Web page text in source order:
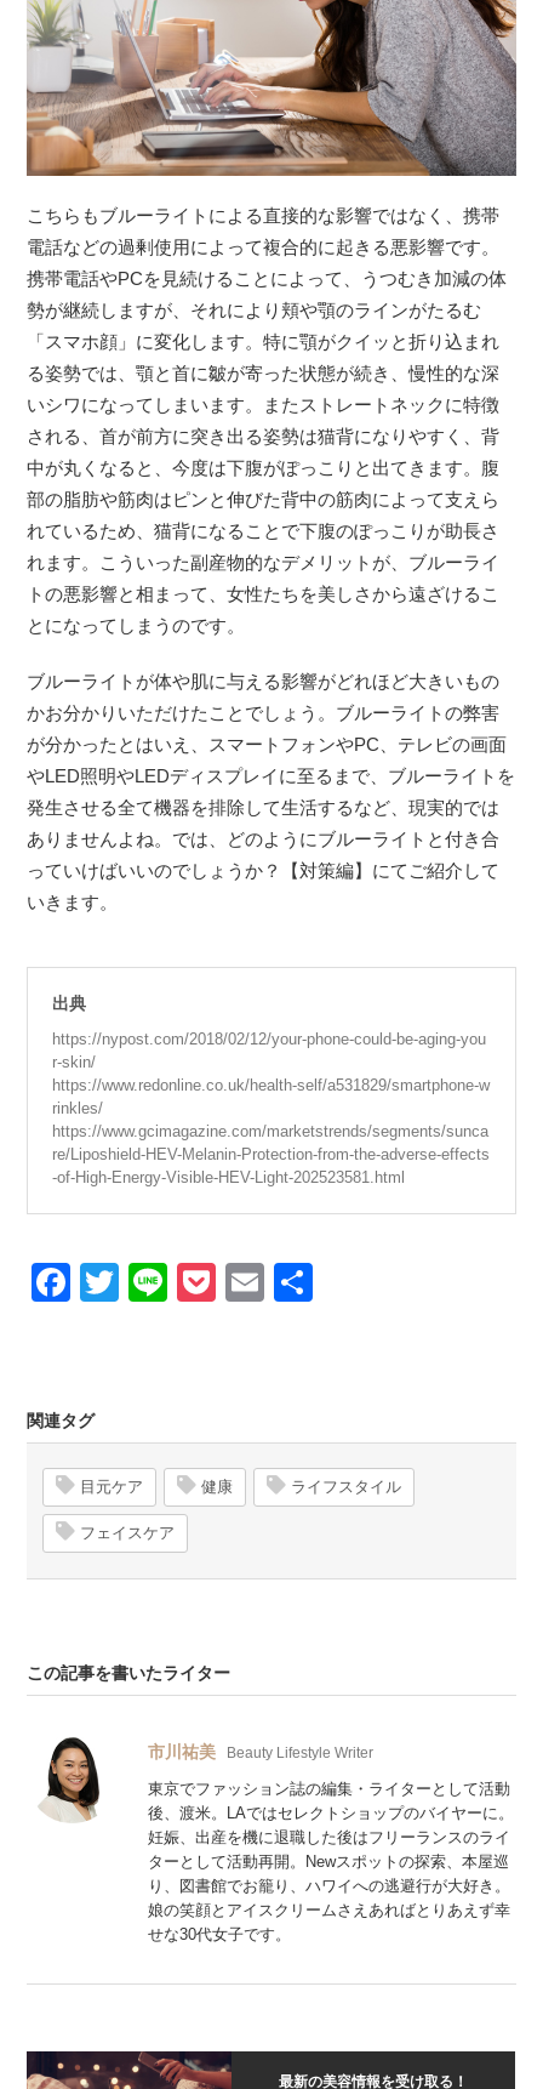
こちらもブルーライトによる直接的な影響ではなく、携帯
電話などの過剰使用によって複合的に起きる悪影響です。
携帯電話やPCを見続けることによって、うつむき加減の体
勢が継続しますが、それにより頬や顎のラインがたるむ
「スマホ顔」に変化します。特に顎がクイッと折り込まれ
る姿勢では、顎と首に皺が寄った状態が続き、慢性的な深
いシワになってしまいます。またストレートネックに特徴
される、首が前方に突き出る姿勢は猫背になりやすく、背
中が丸くなると、今度は下腹がぽっこりと出てきます。腹
部の脂肪や筋肉はピンと伸びた背中の筋肉によって支えら
れているため、猫背になることで下腹のぽっこりが助長さ
れます。こういった副産物的なデメリットが、ブルーライ
トの悪影響と相まって、女性たちを美しさから遠ざけるこ
とになってしまうのです。
ブルーライトが体や肌に与える影響がどれほど大きいもの
かお分かりいただけたことでしょう。ブルーライトの弊害
が分かったとはいえ、スマートフォンやPC、テレビの画面
やLED照明やLEDディスプレイに至るまで、ブルーライトを
発生させる全て機器を排除して生活するなど、現実的では
ありませんよね。では、どのようにブルーライトと付き合
っていけばいいのでしょうか？【対策編】にてご紹介して
いきます。
出典
https://nypost.com/2018/02/12/your-phone-could-be-aging-you
r-skin/
https://www.redonline.co.uk/health-self/a531829/smartphone-w
rinkles/
https://www.gcimagazine.com/marketstrends/segments/sunca
re/Liposhield-HEV-Melanin-Protection-from-the-adverse-effects
-of-High-Energy-Visible-HEV-Light-202523581.html
Facebook
Twitter
LinePocket
Email
関連タグ
目元ケア 健康 ライフスタイル
フェイスケア
この記事を書いたライター
市川祐美 Beauty Lifestyle Writer
東京でファッション誌の編集・ライターとして活動
後、渡米。LAではセレクトショップのバイヤーに。
妊娠、出産を機に退職した後はフリーランスのライ
ターとして活動再開。Newスポットの探索、本屋巡
り、図書館でお籠り、ハワイへの逃避行が大好き。
娘の笑顔とアイスクリームさえあればとりあえず幸
せな30代女子です。
最新の美容情報を受け取る！